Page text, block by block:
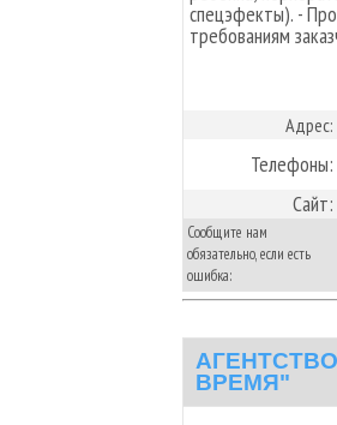
спецэфекты). -
требованиям
Адрес:
Телефоны:
Сайт:
Сообщите нам
обязательно, если есть
ошибка:
ВРЕМЯ"